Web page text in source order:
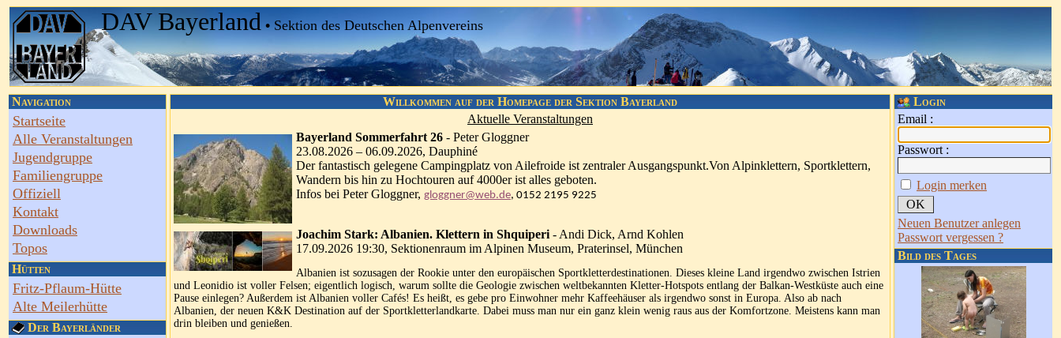
DAV Bayerland • Sektion des Deutschen Alpenvereins
Navigation
Startseite
Alle Veranstaltungen
Jugendgruppe
Familiengruppe
Offiziell
Kontakt
Downloads
Topos
Hütten
Fritz-Pflaum-Hütte
Alte Meilerhütte
Der Bayerländer
Willkommen auf der Homepage der Sektion Bayerland
Aktuelle Veranstaltungen
Bayerland Sommerfahrt 26 - Peter Gloggner
23.08.2026 – 06.09.2026, Dauphiné
Der fantastisch gelegene Campingplatz von Ailefroide ist zentraler Ausgangspunkt.Von Alpinklettern, Sportklettern,
Wandern bis hin zu Hochtouren auf 4000er ist alles geboten.
Infos bei Peter Gloggner, gloggner@web.de, 0152 2195 9225
Joachim Stark: Albanien. Klettern in Shquiperi - Andi Dick, Arnd Kohlen
17.09.2026 19:30, Sektionenraum im Alpinen Museum, Praterinsel, München
Albanien ist sozusagen der Rookie unter den europäischen Sportkletterdestinationen. Dieses kleine Land irgendwo zwischen Istrien
und Leonidio ist voller Felsen; eigentlich logisch, warum sollte die Geologie zwischen weltbekannten Kletter-Hotspots entlang der Balkan-Westküste auch eine
Pause einlegen? Außerdem ist Albanien voller Cafés! Es heißt, es gebe pro Einwohner mehr Kaffeehäuser als irgendwo sonst in Europa. Also ab nach
Albanien, der neuen K&K Destination auf der Sportkletterlandkarte. Dabei muss man nur ein ganz klein wenig raus aus der Komfortzone. Meistens kann man
drin bleiben und genießen.
Login
Email :
Passwort :
Login merken
Neuen Benutzer anlegen
Passwort vergessen ?
Bild des Tages